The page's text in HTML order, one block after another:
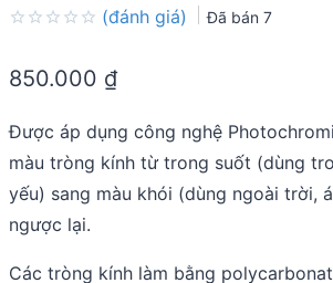
out
(đánh giá) Đã bán 7
850.000 ₫
Được áp dụng công nghệ
màu tròng kính từ trong suốt (dùng
yếu) sang màu khói (dùng ngoài trời,
ngược lại.
Các tròng kính làm bằng